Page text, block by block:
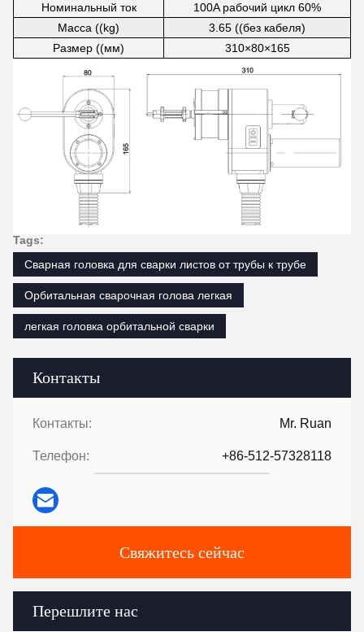
Контакты
Контакты: Mr. Ruan
Телефон: +86-512-57328118
Свяжитесь сейчас
Перешлите нас
Номинальный ток
100A рабочий цикл 60%
Масса ((kg)
3.65 ((без кабеля)
Размер ((мм)
310×80×165
Tags:
Сварная головка для сварки листов от трубы к трубе
Орбитальная сварочная голова легкая
легкая головка орбитальной сварки